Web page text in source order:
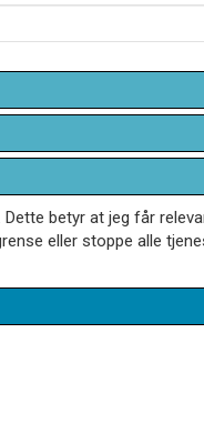
Dette betyr at jeg får
eller stoppe alle